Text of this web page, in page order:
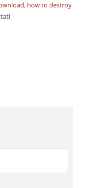
, how to destroy
su
Ed